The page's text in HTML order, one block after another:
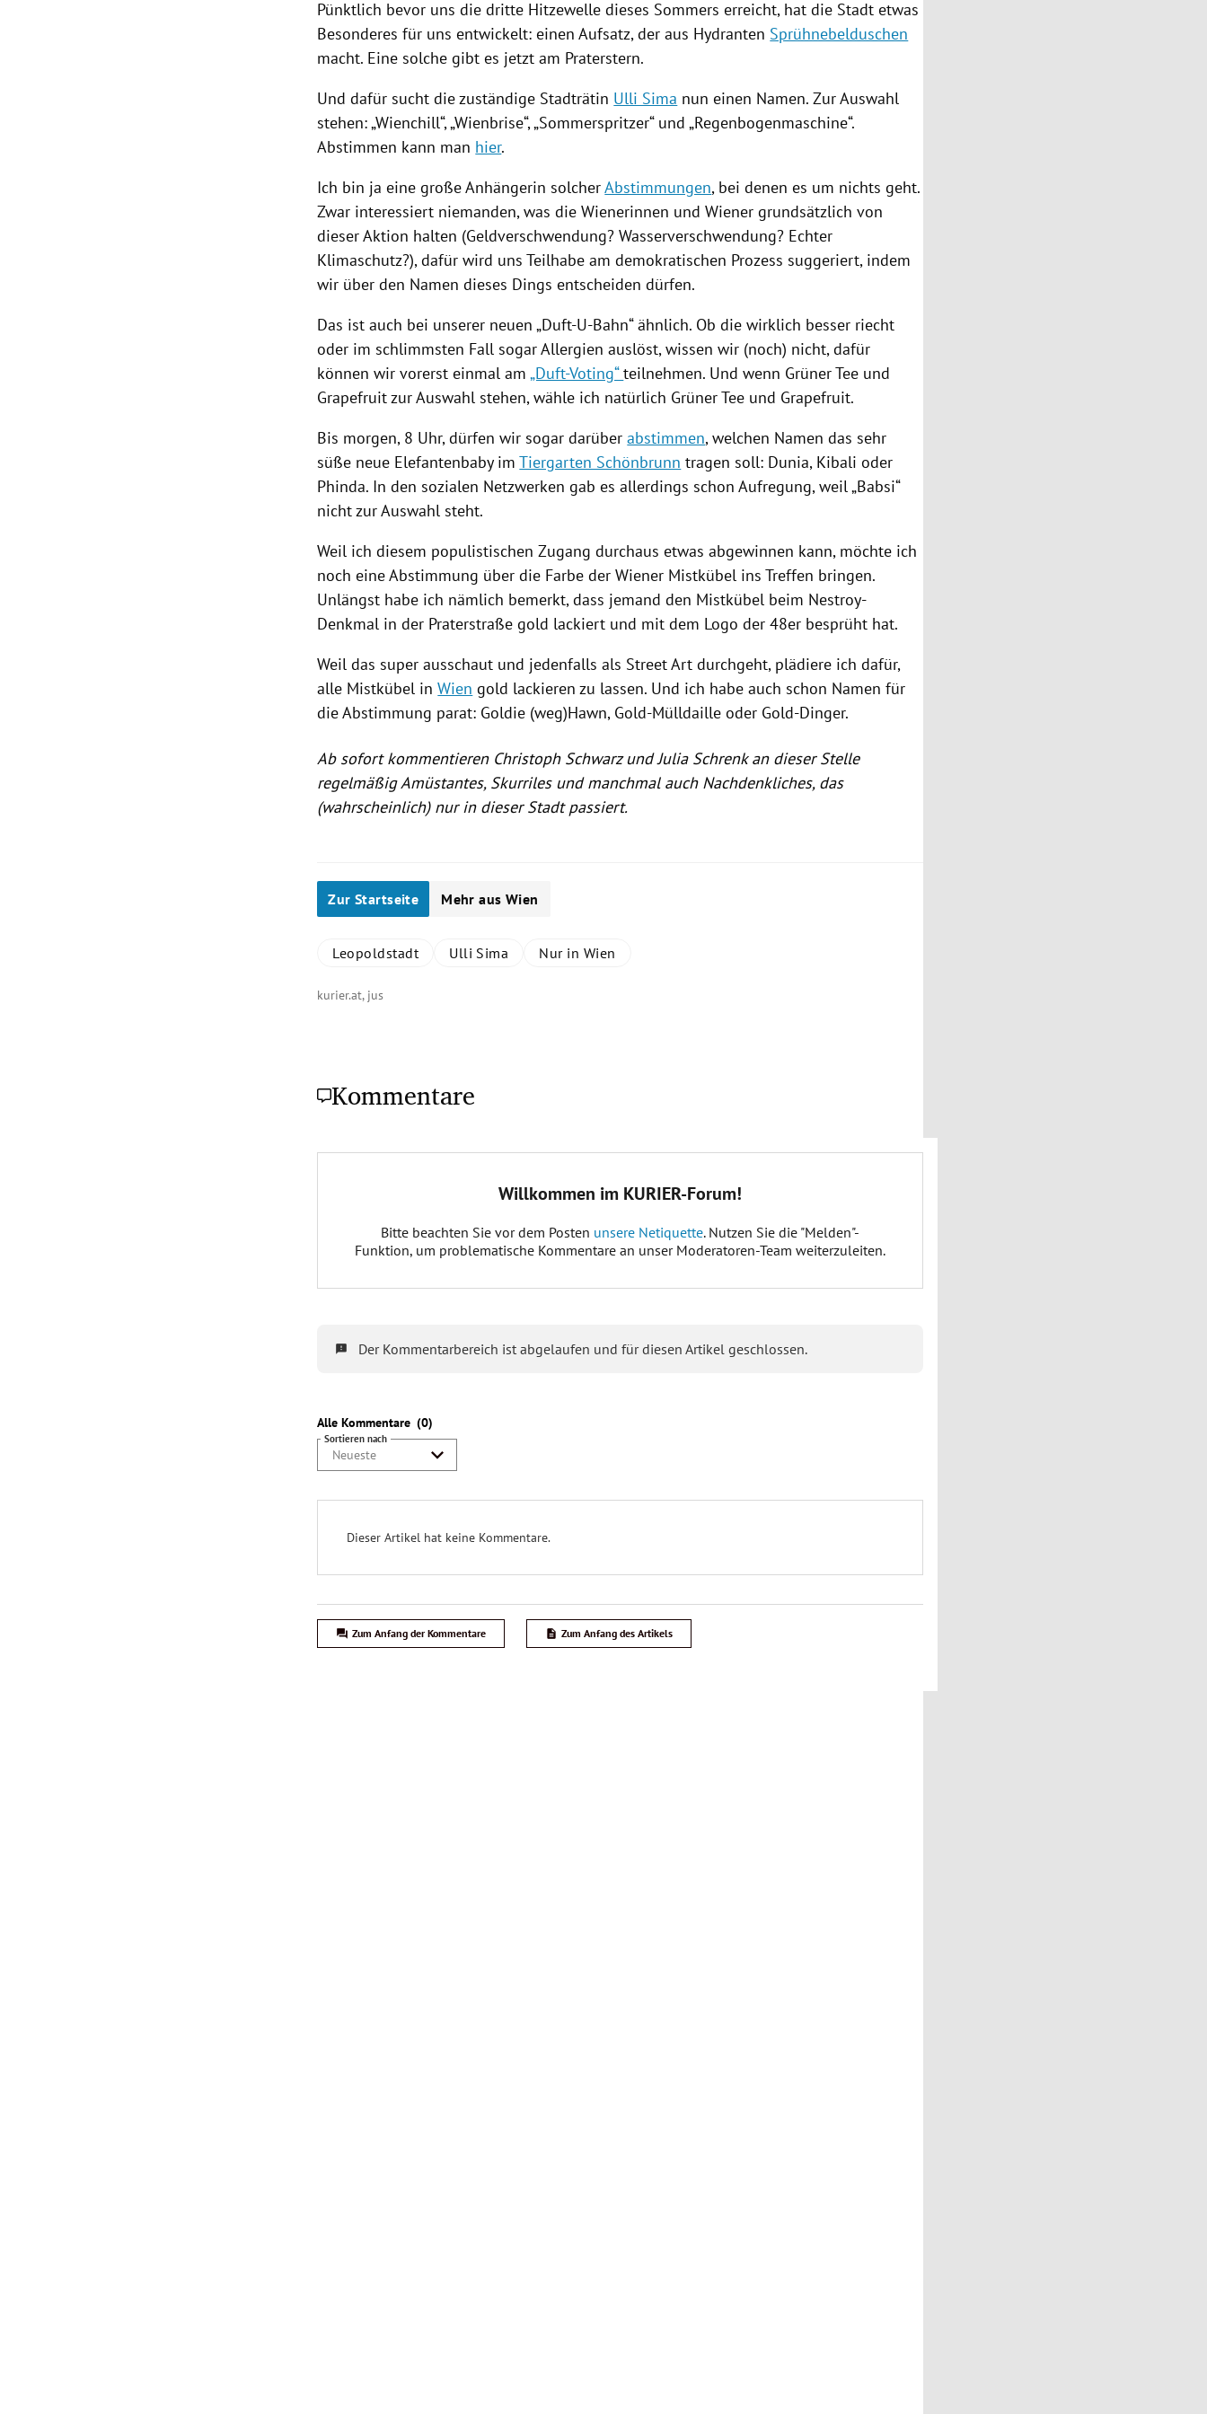
Pünktlich bevor uns die dritte Hitzewelle dieses Sommers erreicht, hat die Stadt etwas
Besonderes für uns entwickelt: einen Aufsatz, der aus Hydranten Sprühnebelduschen
macht. Eine solche gibt es jetzt am Praterstern.
Und dafür sucht die zuständige Stadträtin Ulli Sima nun einen Namen. Zur Auswahl
stehen: „Wienchill“, „Wienbrise“, „Sommerspritzer“ und „Regenbogenmaschine“.
Abstimmen kann man hier.
Ich bin ja eine große Anhängerin solcherAbstimmungen, bei denen es um nichts geht.
Zwar interessiert niemanden, was die Wienerinnen und Wiener grundsätzlich von
dieser Aktion halten (Geldverschwendung? Wasserverschwendung? Echter
Klimaschutz?), dafür wird uns Teilhabe am demokratischen Prozess suggeriert, indem
wir über den Namen dieses Dings entscheiden dürfen.
Das ist auch bei unserer neuen „Duft-U-Bahn“ ähnlich. Ob die wirklich besser riecht
oder im schlimmsten Fall sogar Allergien auslöst, wissen wir (noch) nicht, dafür
können wir vorerst einmal am„Duft-Voting“teilnehmen. Und wenn Grüner Tee und
Grapefruit zur Auswahl stehen, wähle ich natürlich Grüner Tee und Grapefruit.
Bis morgen, 8 Uhr, dürfen wir sogar darüberabstimmen, welchen Namen das sehr
süße neue Elefantenbaby imTiergarten Schönbrunn tragen soll: Dunia, Kibali oder
Phinda. In den sozialen Netzwerken gab es allerdings schon Aufregung, weil „Babsi“
nicht zur Auswahl steht.
Weil ich diesem populistischen Zugang durchaus etwas abgewinnen kann, möchte ich
noch eineAbstimmung über die Farbe der Wiener Mistkübel ins Treffen bringen.
Unlängst habe ich nämlich bemerkt, dass jemand den Mistkübel beim Nestroy-
Denkmal in der Praterstraße gold lackiert und mit dem Logo der 48er besprüht hat.
Weil das super ausschaut und jedenfalls als Street Art durchgeht, plädiere ich dafür,
alle Mistkübel inWien gold lackieren zu lassen. Und ich habe auch schon Namen für
dieAbstimmung parat: Goldie (weg)Hawn, Gold-Mülldaille oder Gold-Dinger.
Ab sofort kommentieren Christoph SchwarzundJulia Schrenkan dieser Stelle
regelmäßig Amüstantes, Skurriles und manchmal auch Nachdenkliches, das
(wahrscheinlich) nur in dieser Stadt passiert.
Zur Startseite Mehr aus Wien
Leopoldstadt Ulli Sima Nur in Wien
kurier.at, jus
Kommentare